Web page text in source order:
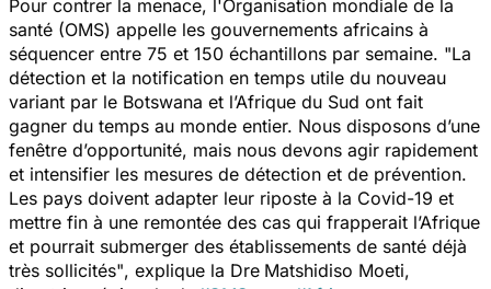
Pour contrer la menace, l'Organisation mondiale de la
santé (OMS) appelle les gouvernements africains à
séquencer entre 75 et 150 échantillons par semaine. "La
détection et la notification en temps utile du nouveau
variant par le Botswana et l’Afrique du Sud ont fait
gagner du temps au monde entier. Nous disposons d’une
fenêtre d’opportunité, mais nous devons agir rapidement
et intensifier les mesures de détection et de prévention.
Les pays doivent adapter leur riposte à la Covid-19 et
mettre fin à une remontée des cas qui frapperait l’Afrique
et pourrait submerger des établissements de santé déjà
très sollicités", explique la Dre Matshidiso Moeti,